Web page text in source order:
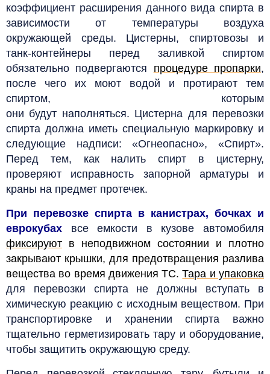
коэффициент расширения данного вида спирта в
зависимости от температуры воздуха
окружающей среды. Цистерны, спиртовозы и
танк-контейнеры перед заливкой спиртом
обязательно подвергаются процедуре пропарки,
после чего их моют водой и протирают тем
спиртом, которым
они будут наполняться. Цистерна для перевозки
спирта должна иметь специальную маркировку и
следующие надписи: «Огнеопасно», «Спирт».
Перед тем, как налить спирт в цистерну,
проверяют исправность запорной арматуры и
краны на предмет протечек.
При перевозке спирта в канистрах, бочках и
еврокубах все емкости в кузове автомобиля
фиксируют в неподвижном состоянии и плотно
закрывают крышки, для предотвращения разлива
вещества во время движения ТС.Тара и упаковка
для перевозки спирта не должны вступать в
химическую реакцию с исходным веществом. При
транспортировке и хранении спирта важно
тщательно герметизировать тару и оборудование,
чтобы защитить окружающую среду.